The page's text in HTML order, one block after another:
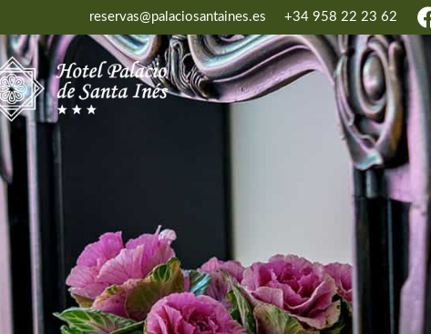
reservas@palaciosantaines.es +34 958 22 23 62